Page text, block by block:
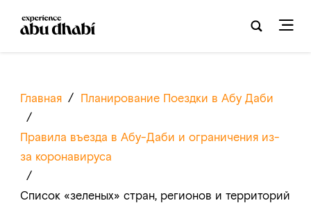
Главная / Планирование Поездки в Абу Даби
/
Правила въезда в Абу-Даби и ограничения из-
за коронавируса
/
Список «зеленых» стран, регионов и территорий